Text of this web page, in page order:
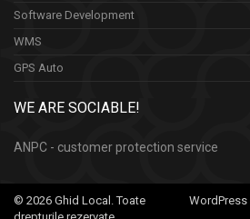
Software Development
WMS
GPS Auto
WE ARE SOCIABLE!
ANPC - customer protection service
© 2026 Ghid Local. Toate